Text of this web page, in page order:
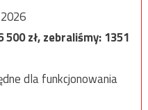
500zł, zebraliśmy:1351
dla funkcjonowania